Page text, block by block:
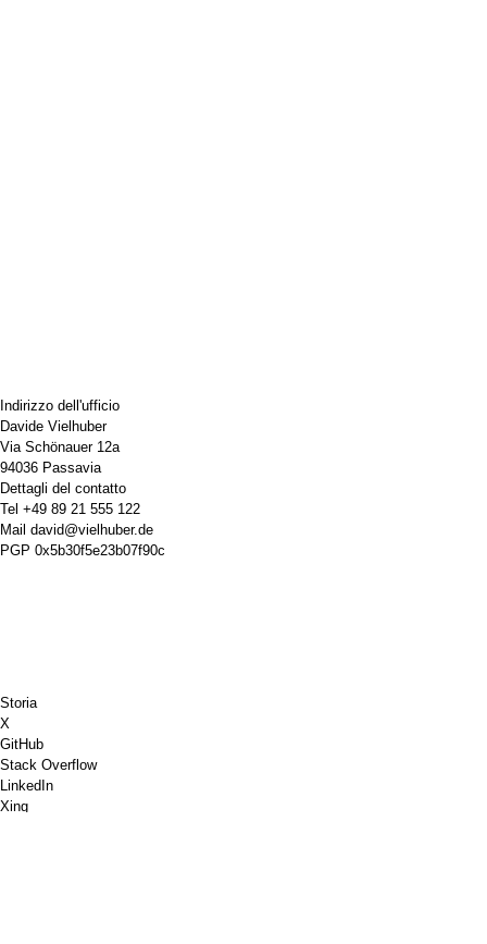
Indirizzo dell'ufficio
Davide Vielhuber
Via Schönauer 12a
94036 Passavia
Dettagli del contatto
Tel +49 89 21 555 122
Mail david@vielhuber.de
PGP 0x5b30f5e23b07f90c
Storia
X
GitHub
Stack Overflow
LinkedIn
Xing